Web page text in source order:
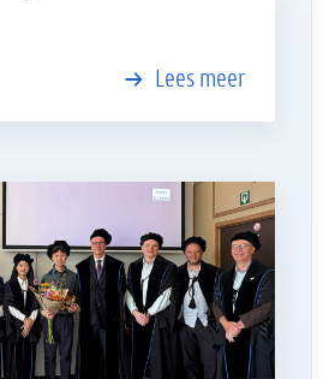
Lees meer